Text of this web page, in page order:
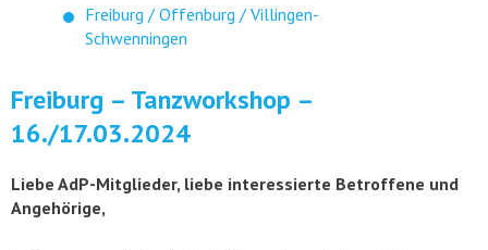
Freiburg / Offenburg / Villingen-
Schwenningen
Freiburg – Tanzworkshop –
16./17.03.2024
Liebe AdP-Mitglieder, liebe interessierte Betroffene und
Angehörige,